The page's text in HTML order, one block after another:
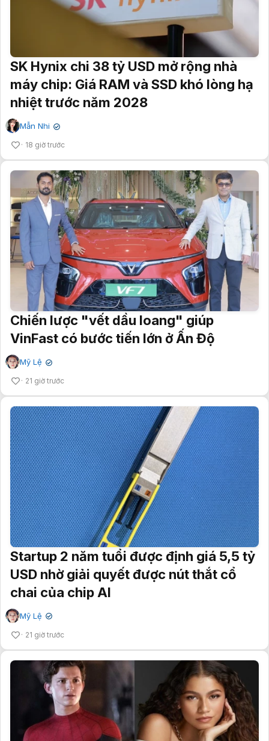
SK Hynix chi 38 tỷ USD mở rộng nhà
máy chip: Giá RAM và SSD khó lòng hạ
nhiệt trước năm 2028
Mẫn Nhi ✔
18 giờ trước
Chiến lược "vết dầu loang" giúp
VinFast có bước tiến lớn ở Ấn Độ
Mỹ Lệ ✔
21 giờ trước
Startup 2 năm tuổi được định giá 5,5 tỷ
USD nhờ giải quyết được nút thắt cổ
chai của chip AI
Mỹ Lệ ✔
21 giờ trước